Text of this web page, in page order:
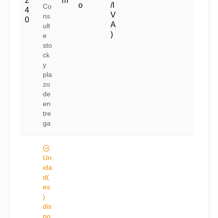
4
0
Co
ns
ult
e
sto
ck
y
pla
zo
de
en
tre
ga
o
/I
V
A
)
Un
ida
d(
es
)
dis
po